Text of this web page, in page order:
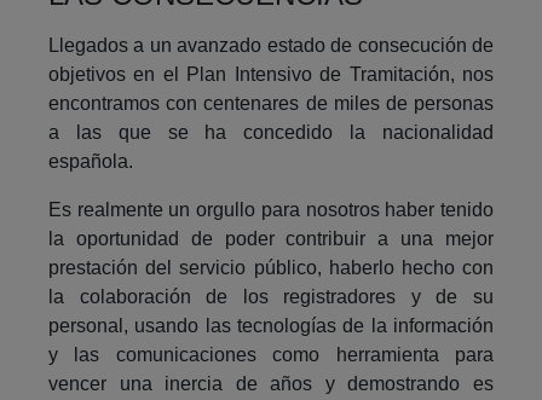
Llegados a un avanzado estado de consecución de
objetivos en el Plan Intensivo de Tramitación, nos
encontramos con centenares de miles de personas
a las que se ha concedido la nacionalidad
española.
Es realmente un orgullo para nosotros haber tenido
la oportunidad de poder contribuir a una mejor
prestación del servicio público, haberlo hecho con
la colaboración de los registradores y de su
personal, usando las tecnologías de la información
y las comunicaciones como herramienta para
vencer una inercia de años y demostrando es